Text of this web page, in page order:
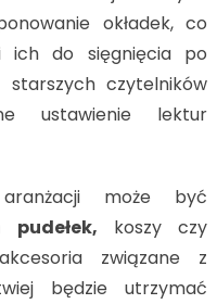
okładek, co
ich do sięgnięcia po
czytelników
ustawienie lektur
może być
pudełek, koszy czy
związane z
będzie utrzymać